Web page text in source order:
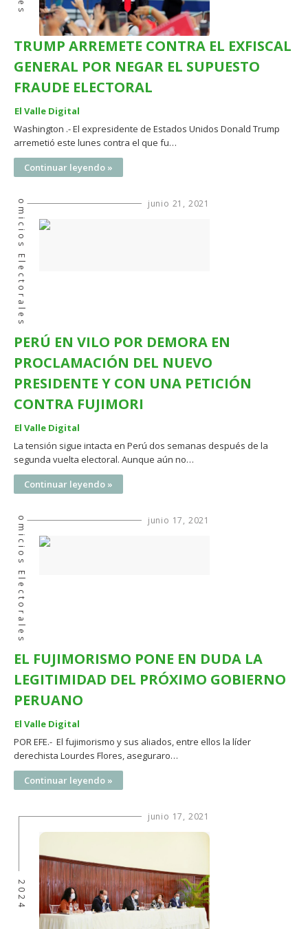
TRUMP ARREMETE CONTRA EL EXFISCAL
GENERAL POR NEGAR EL SUPUESTO
FRAUDE ELECTORAL
El Valle Digital
Washington .- El expresidente de Estados Unidos Donald Trump
arremetió este lunes contra el que fu…
Continuar leyendo »
junio 21, 2021
Comicios Electorales
PERÚ EN VILO POR DEMORA EN
PROCLAMACIÓN DEL NUEVO
PRESIDENTE Y CON UNA PETICIÓN
CONTRA FUJIMORI
El Valle Digital
La tensión sigue intacta en Perú dos semanas después de la
segunda vuelta electoral. Aunque aún no…
Continuar leyendo »
junio 17, 2021
Comicios Electorales
EL FUJIMORISMO PONE EN DUDA LA
LEGITIMIDAD DEL PRÓXIMO GOBIERNO
PERUANO
El Valle Digital
POR EFE.- El fujimorismo y sus aliados, entre ellos la líder
derechista Lourdes Flores, aseguraro…
Continuar leyendo »
junio 17, 2021
2024